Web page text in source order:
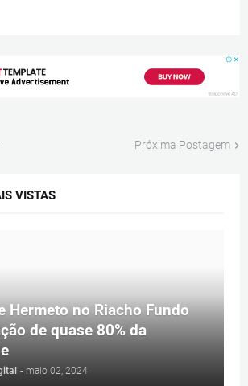
Próxima Postagem
VISTAS
Hermeto no Riacho Fundo
de quase 80% da
- maio 02, 2024